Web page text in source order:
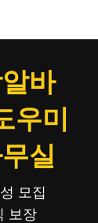
바
우미
실
모집
보장